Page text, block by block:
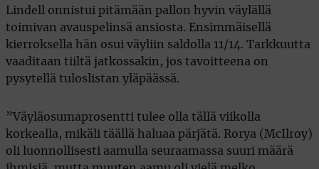
Lindell onnistui pitämään pallon hyvin väylällä
toimivan avauspelinsä ansiosta. Ensimmäisellä
kierroksella hän osui väyliin saldolla 11/14. Tarkkuutta
vaaditaan tiiltä jatkossakin, jos tavoitteena on
pysytellä tuloslistan yläpäässä.
”Väyläosumaprosentti tulee olla tällä viikolla
korkealla, mikäli täällä haluaa pärjätä. Rorya (McIlroy)
oli luonnollisesti aamulla seuraamassa suuri määrä